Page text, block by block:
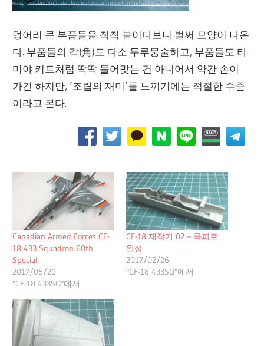
덩어리 큰 부품들을 척척 붙이다보니 벌써 모양이 나온
다. 부품들의 각(角)도 다소 두루뭉술하고, 부품들도 타
미야 키트처럼 딱딱 들어맞는 건 아니어서 약간 손이
가긴 하지만, ‘조립의 재미’를 느끼기에는 적절한 수준
이라고 본다.
Canadian Armed Forces CF-
18 433 Squadron 60th
Special
2017/05/20
"CF-18 433SQ"에서
CF-18 제작기 02 – 콕피트
완성
2017/02/26
"CF-18 433SQ"에서